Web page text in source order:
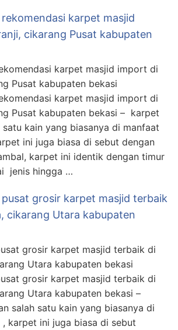
karpet masjid
cikarang Pusat kabupaten
karpet masjid import di
Pusat kabupaten bekasi
karpet masjid import di
Pusat kabupaten bekasi – karpet
satu kain yang biasanya di manfaat
ini juga biasa di sebut dengan
karpet ini identik dengan timur
jenis hingga …
grosir karpet masjid terbaik
cikarang Utara kabupaten
grosir karpet masjid terbaik di
Utara kabupaten bekasi
grosir karpet masjid terbaik di
Utara kabupaten bekasi –
salah satu kain yang biasanya di
karpet ini juga biasa di sebut